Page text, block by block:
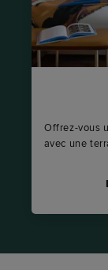
Offrez-vous
avec une